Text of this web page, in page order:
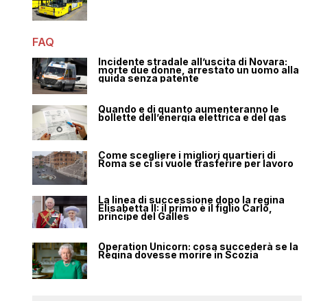
FAQ
Incidente stradale all’uscita di Novara:
morte due donne, arrestato un uomo alla
guida senza patente
Quando e di quanto aumenteranno le
bollette dell’energia elettrica e del gas
Come scegliere i migliori quartieri di
Roma se ci si vuole trasferire per lavoro
La linea di successione dopo la regina
Elisabetta II: il primo è il figlio Carlo,
principe del Galles
Operation Unicorn: cosa succederà se la
Regina dovesse morire in Scozia